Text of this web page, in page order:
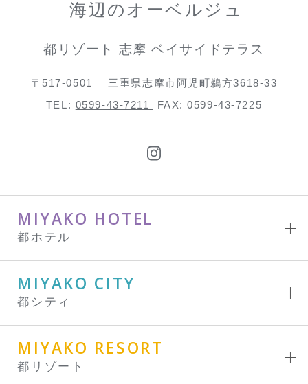
海辺のオーベルジュ
都リゾート 志摩 ベイサイドテラス
〒517-0501
三重県志摩市阿児町鵜方3618-33
TEL: 0599-43-7211 FAX: 0599-43-7225
MIYAKO HOTEL
都ホテル
MIYAKO CITY
都シティ
MIYAKO RESORT
都リゾート